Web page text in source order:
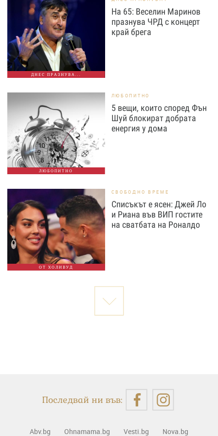
ДНЕС ПРАЗНУВА...
На 65: Веселин Маринов
празнува ЧРД с концерт
край брега
ЛЮБОПИТНО
ЛЮБОПИТНО
5 вещи, които според Фън
Шуй блокират добрата
енергия у дома
ОТ ХОЛИВУД
СВОБОДНО ВРЕМЕ
Списъкът е ясен: Джей Ло
и Риана във ВИП гостите
на сватбата на Роналдо
Последвай ни във:
Abv.bg Ohnamama.bg Vesti.bg Nova.bg